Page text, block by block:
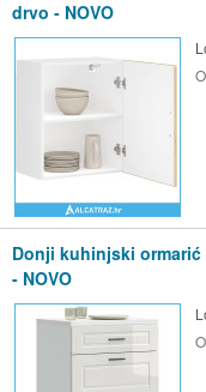
drvo - NOVO
Donji kuhinjski
- NOVO